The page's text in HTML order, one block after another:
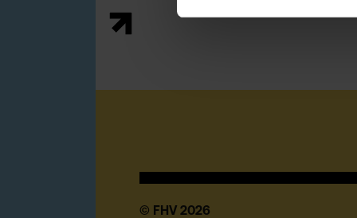
© FHV 2026